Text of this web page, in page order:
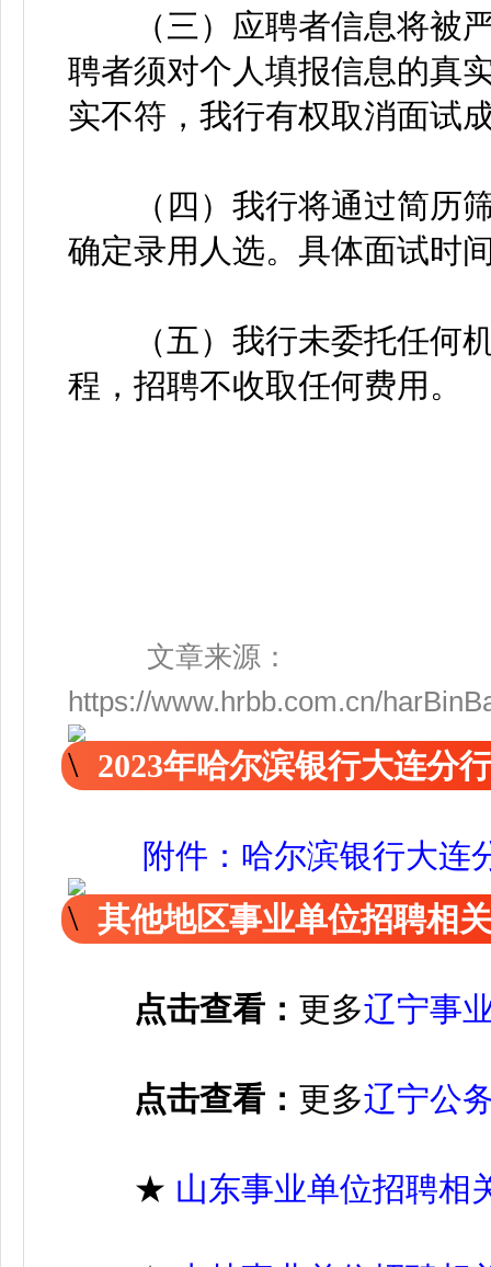
（三）应聘者信息将被严
聘者须对个人填报信息的真
实不符，我行有权取消面试
（四）我行将通过简历筛
确定录用人选。具体面试时
（五）我行未委托任何机
程，招聘不收取任何费用。
文章来源：
https://www.hrbb.com.cn/
2023年哈尔滨银行大连分
附件：哈尔滨银行大连
其他地区事业单位招聘相
点击查看： 更多辽宁事
点击查看： 更多辽宁公
★ 山东事业单位招聘相